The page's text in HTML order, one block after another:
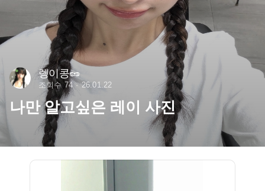
렝이콩🥜
조회수 74 26.01.22
나만 알고싶은 레이 사진